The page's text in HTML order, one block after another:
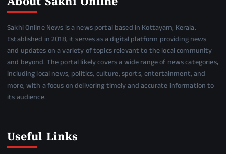
Sakhi Online News is a news portal based in Kottayam, Kerala.
Established in 2018, it serves as a digital platform providing news
and updates on a variety of topics relevant to the local community
and beyond. The portal likely covers a wide range of news categories,
including local news, politics, culture, sports, entertainment, and
more, with a focus on delivering timely and accurate information to
its audience.
Useful Links